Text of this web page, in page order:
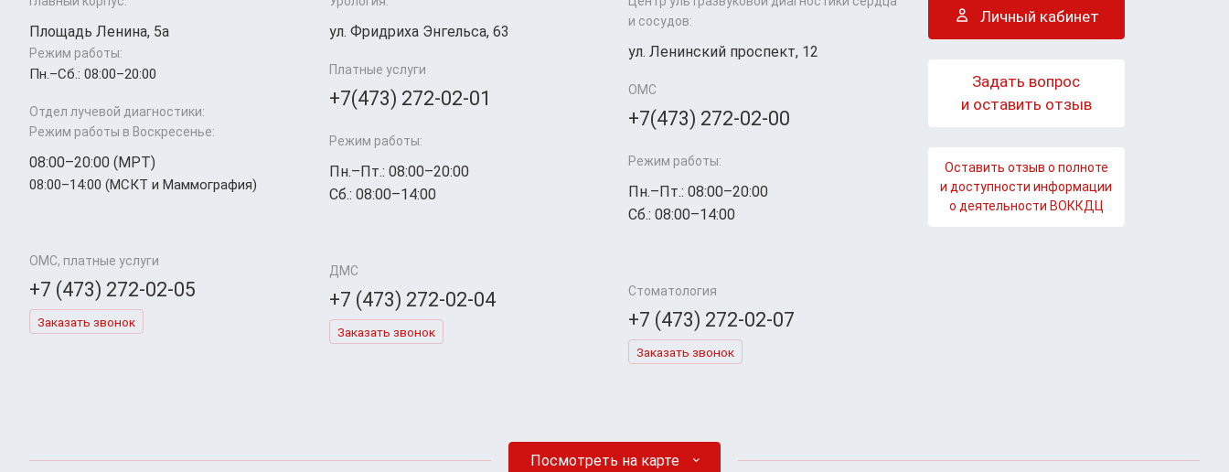
Площадь Ленина, 5а
Режим работы:
Пн.–Cб.: 08:00–20:00
Отдел лучевой диагностики:
Режим работы в Воскресенье:
08:00–20:00 (МРТ)
08:00–14:00 (МСКТ и Маммография)
ОМС, платные услуги
+7 (473) 272-02-05
Заказать звонок
ул. Фридриха Энгельса, 63
Платные услуги
+7(473) 272-02-01
Режим работы:
Пн.–Пт.: 08:00–20:00
Сб.: 08:00–14:00
ДМС
+7 (473) 272-02-04
Заказать звонок
и сосудов:
ул. Ленинский проспект, 12
ОМС
+7(473) 272-02-00
Режим работы:
Пн.–Пт.: 08:00–20:00
Сб.: 08:00–14:00
Стоматология
+7 (473) 272-02-07
Заказать звонок
Личный кабинет
Задать вопрос
и оставить отзыв
Оставить отзыв о полноте
и доступности информации
о деятельности ВОККДЦ
Посмотреть на карте